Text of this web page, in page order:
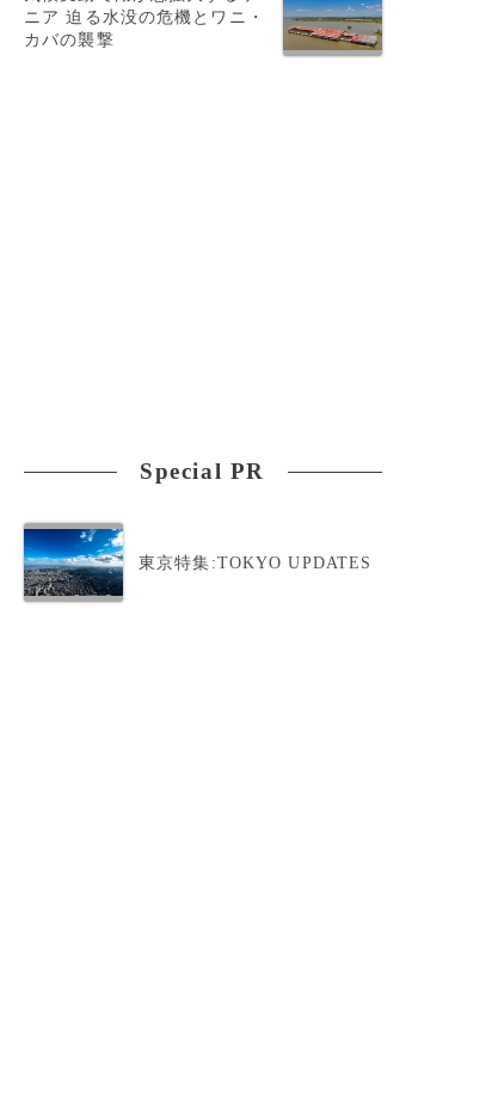
ニア 迫る水没の危機とワニ・
カバの襲撃
Special PR
東京特集:TOKYO UPDATES